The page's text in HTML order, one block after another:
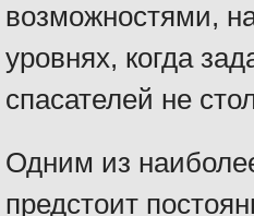
возможностями,
уровнях, когда
спасателей не
Одним из
предстоит